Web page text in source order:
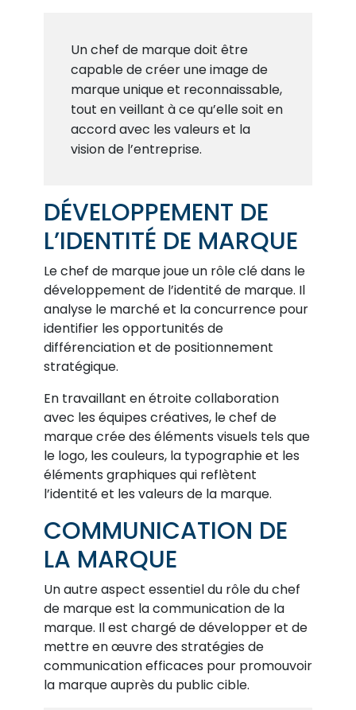
Un chef de marque doit être
capable de créer une image de
marque unique et reconnaissable,
tout en veillant à ce qu’elle soit en
accord avec les valeurs et la
vision de l’entreprise.
DÉVELOPPEMENT DE
L’IDENTITÉ DE MARQUE
Le chef de marque joue un rôle clé dans le
développement de l’identité de marque. Il
analyse le marché et la concurrence pour
identifier les opportunités de
différenciation et de positionnement
stratégique.
En travaillant en étroite collaboration
avec les équipes créatives, le chef de
marque crée des éléments visuels tels que
le logo, les couleurs, la typographie et les
éléments graphiques qui reflètent
l’identité et les valeurs de la marque.
COMMUNICATION DE
LA MARQUE
Un autre aspect essentiel du rôle du chef
de marque est la communication de la
marque. Il est chargé de développer et de
mettre en œuvre des stratégies de
communication efficaces pour promouvoir
la marque auprès du public cible.